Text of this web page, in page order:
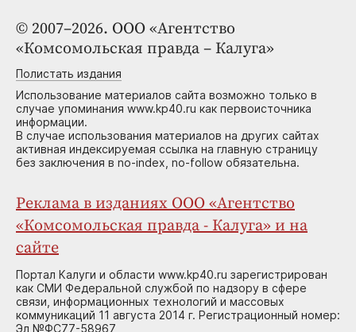
© 2007–2026. ООО «Агентство
«Комсомольская правда – Калуга»
Полистать издания
Использование материалов сайта возможно только в
случае упоминания www.kp40.ru как первоисточника
информации.
В случае использования материалов на других сайтах
активная индексируемая ссылка на главную страницу
без заключения в no-index, no-follow обязательна.
Реклама в изданиях ООО «Агентство
«Комсомольская правда - Калуга» и на
сайте
Портал Калуги и области www.kp40.ru зарегистрирован
как СМИ Федеральной службой по надзору в сфере
связи, информационных технологий и массовых
коммуникаций 11 августа 2014 г. Регистрационный номер:
Эл №ФС77-58967